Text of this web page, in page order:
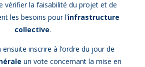
vérifier la faisabilité du projet et de
les besoins pour l’infrastructure
collective.
ensuite inscrire à l’ordre du jour de
un vote concernant la mise en